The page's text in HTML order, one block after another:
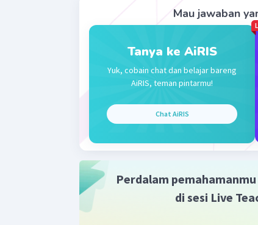
Mau jawaban
Tanya ke AiRIS
Yuk, cobain chat dan belajar bareng
AiRIS, teman pintarmu!
Chat AiRIS
Perdalam
di sesi Live